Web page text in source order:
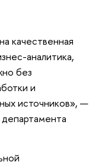
качественная
аналитика,
без
и
источников», —